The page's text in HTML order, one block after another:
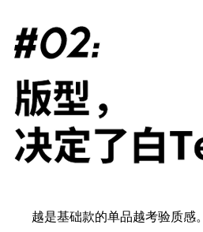
越是基础款的单品越考验质感。